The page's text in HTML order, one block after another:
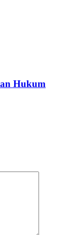
Hukum